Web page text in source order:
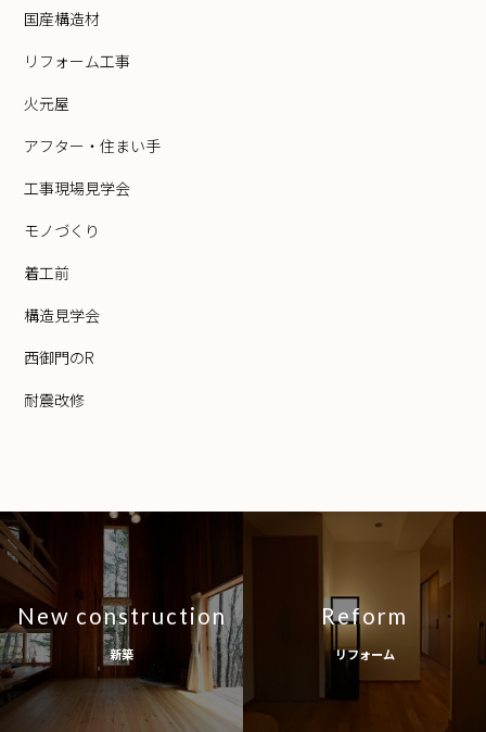
国産構造材
リフォーム工事
火元屋
アフター・住まい手
工事現場見学会
モノづくり
着工前
構造見学会
西御門のR
耐震改修
New construction
新築
Reform
リフォーム